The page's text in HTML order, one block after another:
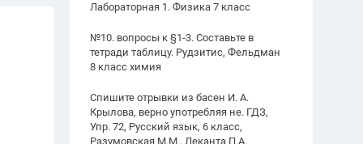
Лабораторная 1. Физика 7 класс
№10. вопросы к §1-3. Составьте в
тетради таблицу. Рудзитис, Фельдман
8 класс химия
Спишите отрывки из басен И. А.
Крылова, верно употребляя не. ГДЗ,
Упр. 72, Русский язык, 6 класс,
Разумовская М.М., Леканта П.А.